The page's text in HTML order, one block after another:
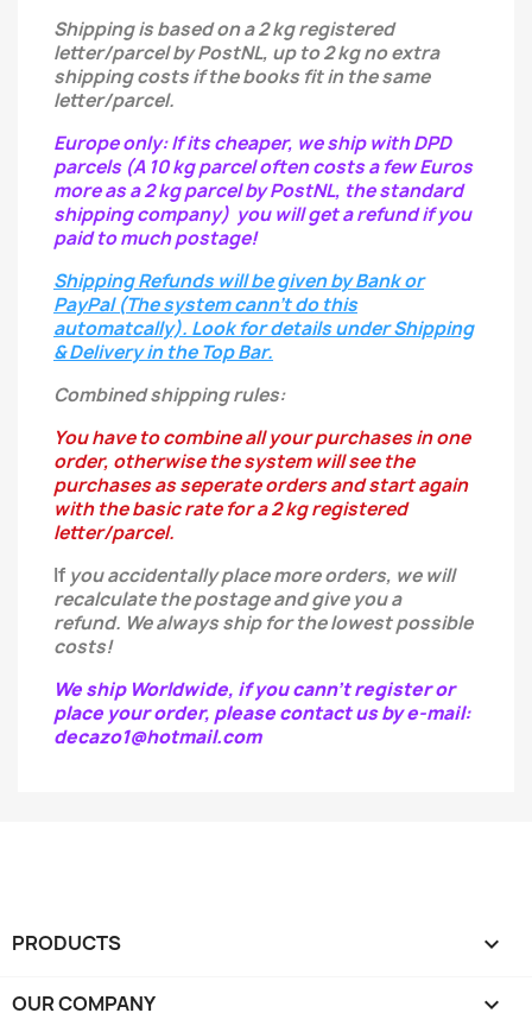
Shipping is based on a 2 kg registered
letter/parcel by PostNL, up to 2 kg no extra
shipping costs if the books fit in the same
letter/parcel.
Europe only: If its cheaper, we ship with DPD
parcels (A 10 kg parcel often costs a few Euros
more as a 2 kg parcel by PostNL, the standard
shipping company) you will get a refund if you
paid to much postage!
Shipping Refunds will be given by Bank or
PayPal (The system cann't do this
automatcally). Look for details under Shipping
& Delivery in the Top Bar.
Combined shipping rules:
You have to combine all your purchases in one
order, otherwise the system will see the
purchases as seperate orders and start again
with the basic rate for a 2 kg registered
letter/parcel.
If youaccidentallyplace more orders, we will
recalculate the postage and give you a
refund. We always ship for the lowest possible
costs!
We ship Worldwide, if you cann't register or
place your order, please contact us by e-mail:
decazo1@hotmail.com
PRODUCTS 
OUR COMPANY 